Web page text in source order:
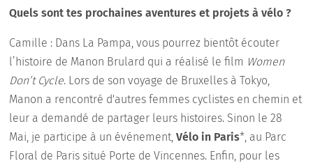
Quels sont tes prochaines aventures et projets à vélo ?
Camille : Dans La Pampa, vous pourrez bientôt écouter
l’histoire de Manon Brulard qui a réalisé le film Women
Don’t Cycle. Lors de son voyage de Bruxelles à Tokyo,
Manon a rencontré d'autres femmes cyclistes en chemin et
leur a demandé de partager leurs histoires. Sinon le 28
Mai, je participe à un événement,Vélo in Paris*, au Parc
Floral de Paris situé Porte de Vincennes. Enfin, pour les